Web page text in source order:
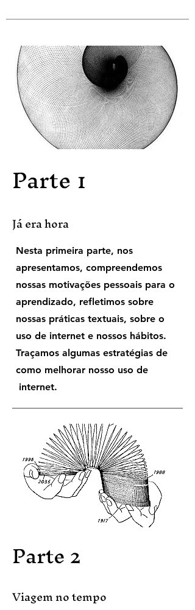
Parte 1
Já era hora
Nesta primeira parte, nos
apresentamos, compreendemos
nossas motivações pessoais para o
aprendizado, refletimos sobre
nossas práticas textuais, sobre o
uso de internet e nossos hábitos.
Traçamos algumas estratégias de
como melhorar nosso uso de
internet.
Parte 2
Viagem no tempo